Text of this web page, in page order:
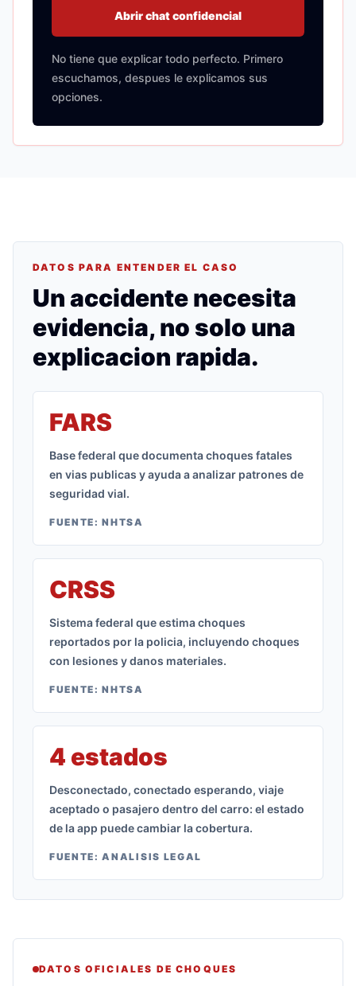
Abrir chat confidencial
No tiene que explicar todo perfecto. Primero
escuchamos, despues le explicamos sus
opciones.
DATOS PARA ENTENDER EL CASO
Un accidente necesita
evidencia, no solo una
explicacion rapida.
FARS
Base federal que documenta choques fatales
en vias publicas y ayuda a analizar patrones de
seguridad vial.
FUENTE:NHTSA
CRSS
Sistema federal que estima choques
reportados por la policia, incluyendo choques
con lesiones y danos materiales.
FUENTE:NHTSA
4 estados
Desconectado, conectado esperando, viaje
aceptado o pasajero dentro del carro: el estado
de la app puede cambiar la cobertura.
FUENTE:ANALISIS LEGAL
DATOS OFICIALES DE CHOQUES